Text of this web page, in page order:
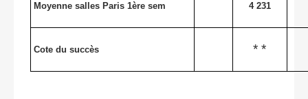
Moyenne salles Paris 1ère sem 4 231
Cote du succès * *